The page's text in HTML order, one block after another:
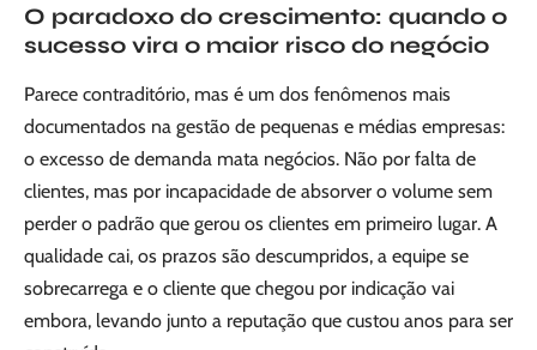
O paradoxo do crescimento: quando o
sucesso vira o maior risco do negócio
Parece contraditório, mas é um dos fenômenos mais
documentados na gestão de pequenas e médias empresas:
o excesso de demanda mata negócios. Não por falta de
clientes, mas por incapacidade de absorver o volume sem
perder o padrão que gerou os clientes em primeiro lugar. A
qualidade cai, os prazos são descumpridos, a equipe se
sobrecarrega e o cliente que chegou por indicação vai
embora, levando junto a reputação que custou anos para ser